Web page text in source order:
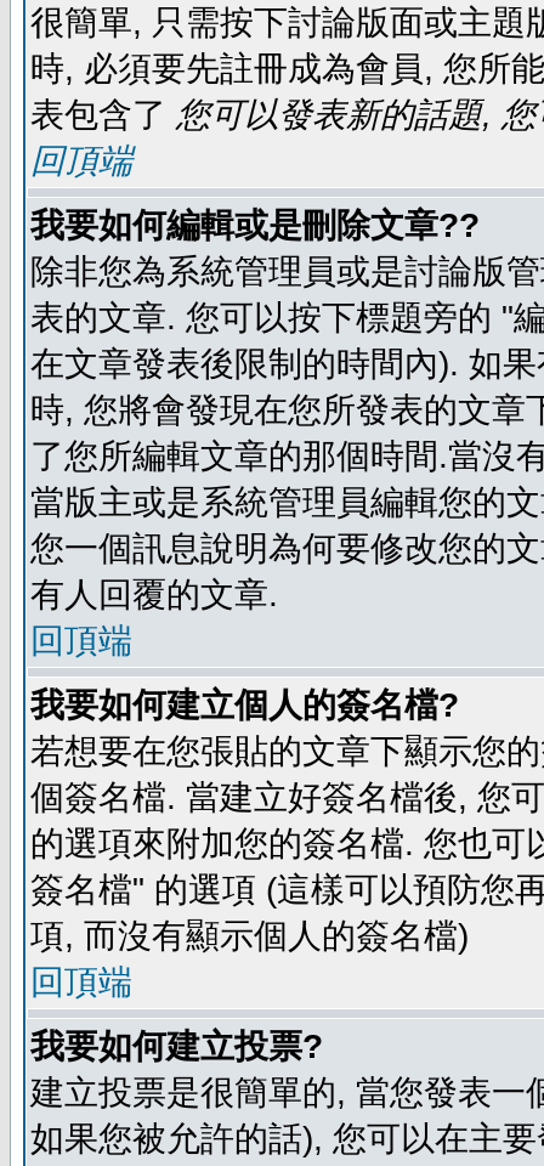
很簡單, 只需按下討論版面或主
時, 必須要先註冊成為會員, 您所
表包含了 您可以發表新的話題,
回頂端
我要如何編輯或是刪除文章??
除非您為系統管理員或是討論版
表的文章. 您可以按下標題旁的 "
在文章發表後限制的時間內). 如
時, 您將會發現在您所發表的文
了您所編輯文章的那個時間.當沒
當版主或是系統管理員編輯您的
您一個訊息說明為何要修改您的
有人回覆的文章.
回頂端
我要如何建立個人的簽名檔?
若想要在您張貼的文章下顯示您
個簽名檔. 當建立好簽名檔後, 您
的選項來附加您的簽名檔. 您也
簽名檔" 的選項 (這樣可以預防您
項, 而沒有顯示個人的簽名檔)
回頂端
我要如何建立投票?
建立投票是很簡單的, 當您發表
如果您被允許的話), 您可以在主